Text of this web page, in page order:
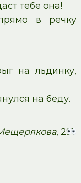
тебе она!
в речку
на льдинку,
на беду.
, 291